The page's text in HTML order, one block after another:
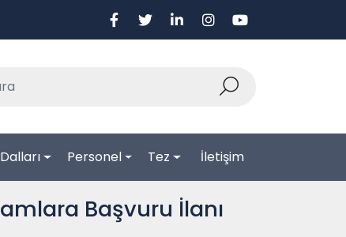
Personel Tez İletişim
Başvuru İlanı